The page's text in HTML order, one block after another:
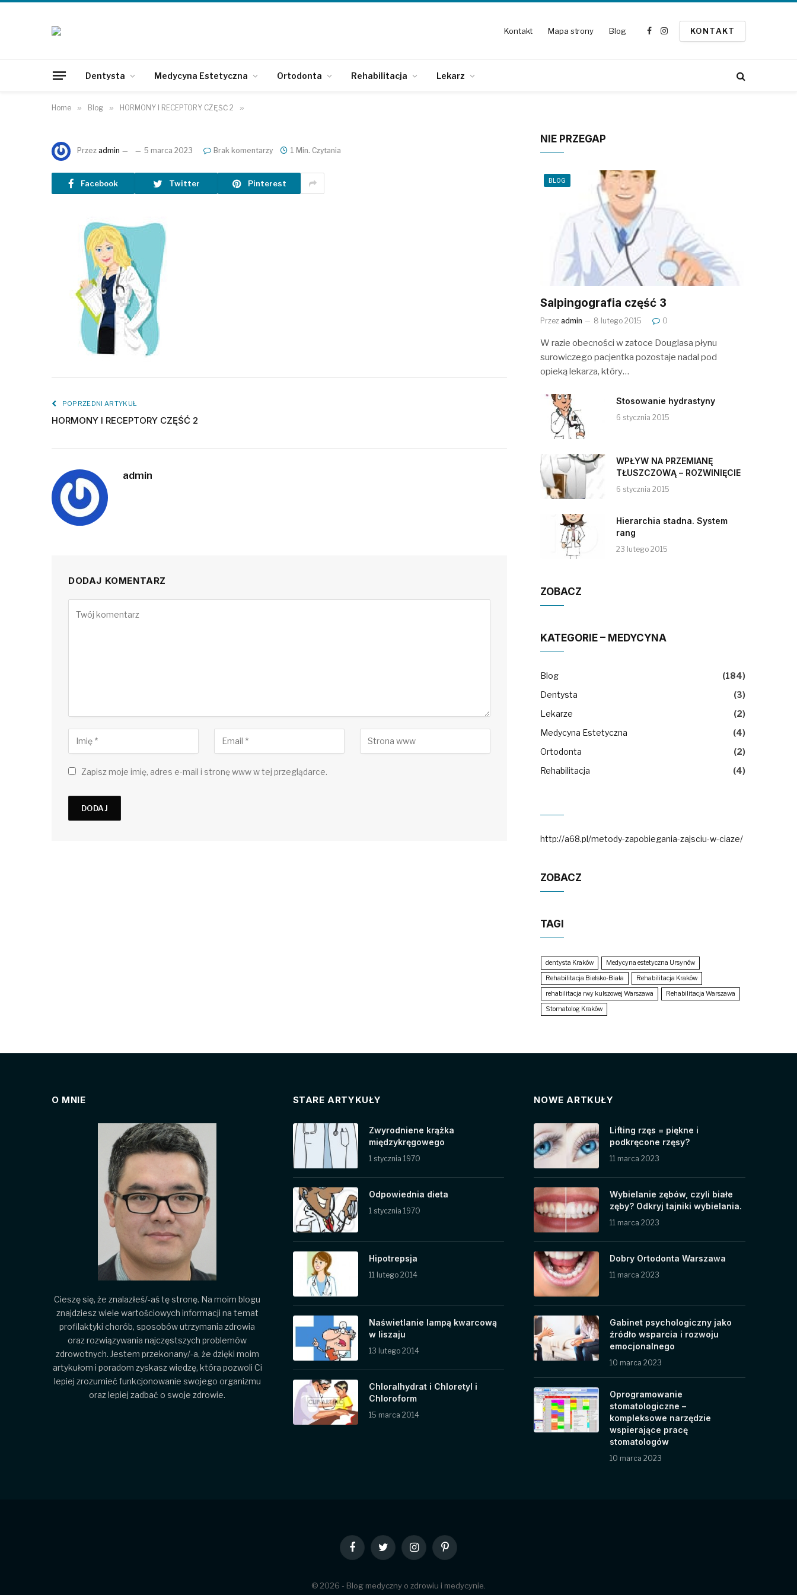
Kontakt Mapa strony Blog
Facebook
Instagram
KONTAKT
Dentysta Medycyna Estetyczna Ortodonta Rehabilitacja Lekarz
Home » Blog » HORMONY I RECEPTORY CZĘŚĆ 2 »
Przez admin 5 marca 2023 Brak komentarzy 1 Min. Czytania
Facebook Twitter Pinterest
POPRZEDNI ARTYKUŁ
HORMONY I RECEPTORY CZĘŚĆ 2
admin
DODAJ KOMENTARZ
Zapisz moje imię, adres e-mail i stronę www w tej przeglądarce.
NIE PRZEGAP
BLOG
Salpingografia część 3
Przez admin 8 lutego 2015 0
W razie obecności w zatoce Douglasa płynu
surowiczego pacjentka pozostaje nadal pod
opieką lekarza, który…
Stosowanie hydrastyny
6 stycznia 2015
WPŁYW NA PRZEMIANĘ
TŁUSZCZOWĄ – ROZWINIĘCIE
6 stycznia 2015
Hierarchia stadna. System
rang
23 lutego 2015
ZOBACZ
KATEGORIE – MEDYCYNA
Blog
(184)
Dentysta
(3)
Lekarze
(2)
Medycyna Estetyczna
(4)
Ortodonta
(2)
Rehabilitacja
(4)
http://a68.pl/metody-zapobiegania-zajsciu-w-ciaze/
ZOBACZ
TAGI
dentysta Kraków
Medycyna estetyczna Ursynów
Rehabilitacja Bielsko-Biała
Rehabilitacja Kraków
rehabilitacja rwy kulszowej Warszawa
Rehabilitacja Warszawa
Stomatolog Kraków
O MNIE
Cieszę się, że znalazłeś/-aś tę stronę. Na moim blogu
znajdziesz wiele wartościowych informacji na temat
profilaktyki chorób, sposobów utrzymania zdrowia
oraz rozwiązywania najczęstszych problemów
zdrowotnych. Jestem przekonany/-a, że dzięki moim
artykułom i poradom zyskasz wiedzę, która pozwoli Ci
lepiej zrozumieć funkcjonowanie swojego organizmu
oraz lepiej zadbać o swoje zdrowie.
STARE ARTYKUŁY
Zwyrodniene krążka
międzykręgowego
1 stycznia 1970
Odpowiednia dieta
1 stycznia 1970
Hipotrepsja
11 lutego 2014
Naświetlanie lampą kwarcową
w liszaju
13 lutego 2014
Chloralhydrat i Chloretyl i
Chloroform
15 marca 2014
NOWE ARTKUŁY
Lifting rzęs = piękne i
podkręcone rzęsy?
11 marca 2023
Wybielanie zębów, czyli białe
zęby? Odkryj tajniki wybielania.
11 marca 2023
Dobry Ortodonta Warszawa
11 marca 2023
Gabinet psychologiczny jako
źródło wsparcia i rozwoju
emocjonalnego
10 marca 2023
Oprogramowanie
stomatologiczne –
kompleksowe narzędzie
wspierające pracę
stomatologów
10 marca 2023
FacebookTwitter InstagramPinterest
© 2026 - Blog medyczny o zdrowiu i medycynie.